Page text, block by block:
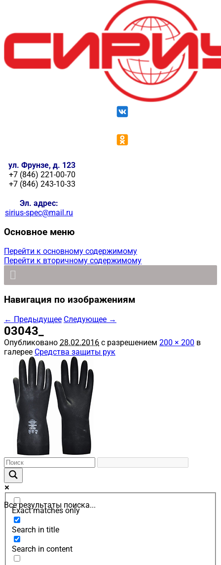
ул. Фрунзе, д. 123
+7 (846) 221-00-70
+7 (846) 243-10-33
Эл. адрес:
sirius-spec@mail.ru
Основное меню
Перейти к основному содержимому
Перейти к вторичному содержимому
Навигация по изображениям
← Предыдущее Следующее →
03043_
Опубликовано 28.02.2016 с разрешением 200 × 200 в
галерее Средства защиты рук
Все результаты поиска...
Exact matches only
Search in title
Search in content